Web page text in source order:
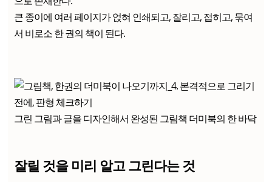
큰 종이에 여러 페이지가 얹혀 인쇄되고, 잘리고, 접히고, 묶여
서 비로소 한 권의 책이 된다.
그린 그림과 글을 디자인해서 완성된 그림책 더미북의 한 바닥
잘릴 것을 미리 알고 그린다는 것